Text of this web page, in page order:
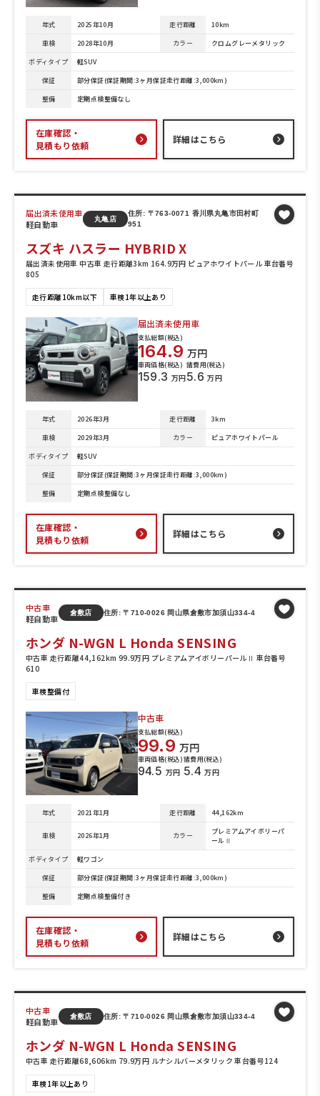
年式 2025年10月 走行距離
10km
車検
2028年10月 カラー
クロムグレーメタリック
ボディタイプ
軽SUV
保証
部分保証(保証期間:3ヶ月保証走行距離:3,000km)
整備
定期点検整備なし
在庫確認・
見積もり依頼
詳細はこちら
届出済未使用車
軽自動車
丸亀店
住所: 〒763-0071 香川県丸亀市田村町
951
スズキ ハスラー HYBRID X
届出済未使用車 中古車 走行距離3km 164.9万円 ピュアホワイトパール 車台番号
805
走行距離10km以下 車検1年以上あり
届出済未使用車
支払総額(税込)
164.9 万円
車両価格(税込)
159.3 万円
諸費用(税込)
5.6 万円
年式 2026年3月 走行距離
3km
車検
2029年3月 カラー
ピュアホワイトパール
ボディタイプ
軽SUV
保証
部分保証(保証期間:3ヶ月保証走行距離:3,000km)
整備
定期点検整備なし
在庫確認・
見積もり依頼
詳細はこちら
中古車
軽自動車
倉敷店 住所: 〒710-0026 岡山県倉敷市加須山334-4
ホンダ N-WGN L Honda SENSING
中古車 走行距離44,162km 99.9万円 プレミアムアイボリーパールⅡ 車台番号
610
車検整備付
中古車
支払総額(税込)
99.9 万円
車両価格(税込)
94.5 万円
諸費用(税込)
5.4 万円
年式 2021年1月 走行距離 44,162km
車検 2026年1月 カラー
プレミアムアイボリーパ
ールⅡ
ボディタイプ
軽ワゴン
保証
部分保証(保証期間:3ヶ月保証走行距離:3,000km)
整備
定期点検整備付き
在庫確認・
見積もり依頼
詳細はこちら
中古車
軽自動車
倉敷店 住所: 〒710-0026 岡山県倉敷市加須山334-4
ホンダ N-WGN L Honda SENSING
中古車 走行距離68,606km 79.9万円 ルナシルバーメタリック 車台番号124
車検1年以上あり